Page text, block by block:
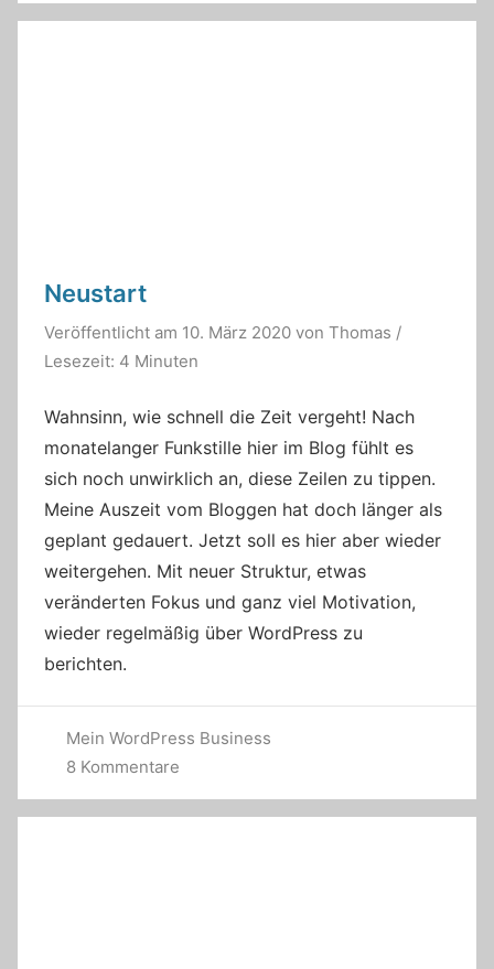
Neustart
Veröffentlicht am 10. März 2020 von Thomas /
Lesezeit: 4 Minuten
Wahnsinn, wie schnell die Zeit vergeht! Nach
monatelanger Funkstille hier im Blog fühlt es
sich noch unwirklich an, diese Zeilen zu tippen.
Meine Auszeit vom Bloggen hat doch länger als
geplant gedauert. Jetzt soll es hier aber wieder
weitergehen. Mit neuer Struktur, etwas
veränderten Fokus und ganz viel Motivation,
wieder regelmäßig über WordPress zu
berichten.
Mein WordPress Business
8 Kommentare